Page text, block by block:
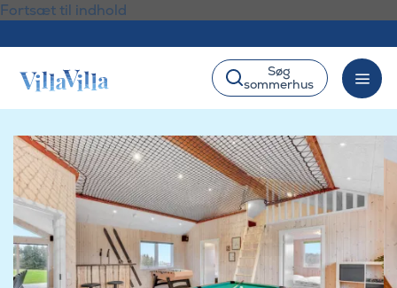
Fortsæt til indhold
Søg
sommerhus